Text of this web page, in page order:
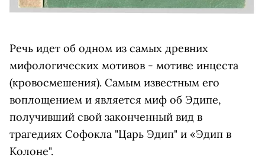
Речь идет об одном из самых древних
мифологических мотивов - мотиве инцеста
(кровосмешения). Самым известным его
воплощением и является миф об Эдипе,
получивший свой законченный вид в
трагедиях Софокла "Царь Эдип" и «Эдип в
Колоне".